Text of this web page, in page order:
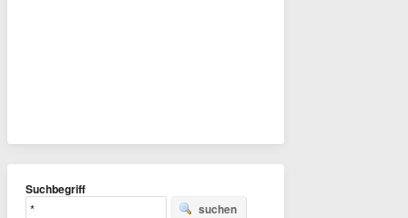
Suchbegriff
suchen